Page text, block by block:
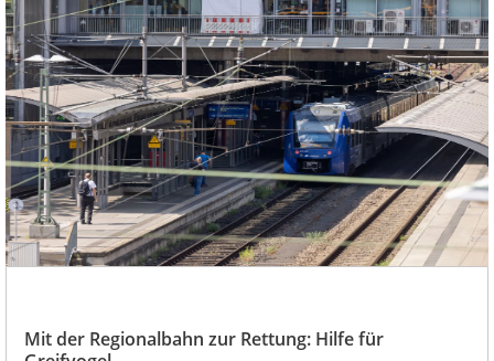
Mit der Regionalbahn zur Rettung: Hilfe für